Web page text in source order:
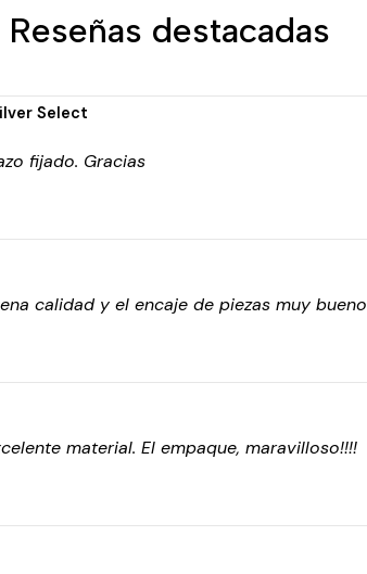
Reseñas destacadas
Select
fijado. Gracias
calidad y el encaje de piezas muy bueno
material. El empaque, maravilloso!!!!